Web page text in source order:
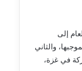
إلى
والثاني
في غزة،